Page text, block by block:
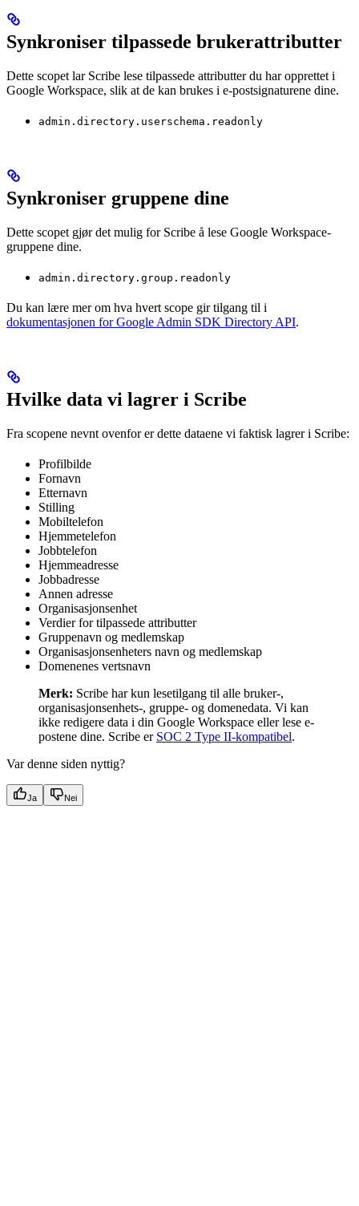
Synkroniser tilpassede brukerattributter
Dette scopet lar Scribe lese tilpassede attributter du har opprettet i
Google Workspace, slik at de kan brukes i e-postsignaturene dine.
admin.directory.userschema.readonly
Synkroniser gruppene dine
Dette scopet gjør det mulig for Scribe å lese Google Workspace-
gruppene dine.
admin.directory.group.readonly
Du kan lære mer om hva hvert scope gir tilgang til i
dokumentasjonen for Google Admin SDK Directory API.
Hvilke data vi lagrer i Scribe
Fra scopene nevnt ovenfor er dette dataene vi faktisk lagrer i Scribe:
Profilbilde
Fornavn
Etternavn
Stilling
Mobiltelefon
Hjemmetelefon
Jobbtelefon
Hjemmeadresse
Jobbadresse
Annen adresse
Organisasjonsenhet
Verdier for tilpassede attributter
Gruppenavn og medlemskap
Organisasjonsenheters navn og medlemskap
Domenenes vertsnavn
Merk: Scribe har kun lesetilgang til alle bruker-,
organisasjonsenhets-, gruppe- og domenedata. Vi kan
ikke redigere data i din Google Workspace eller lese e-
postene dine. Scribe er SOC 2 Type II-kompatibel.
Var denne siden nyttig?
Ja Nei